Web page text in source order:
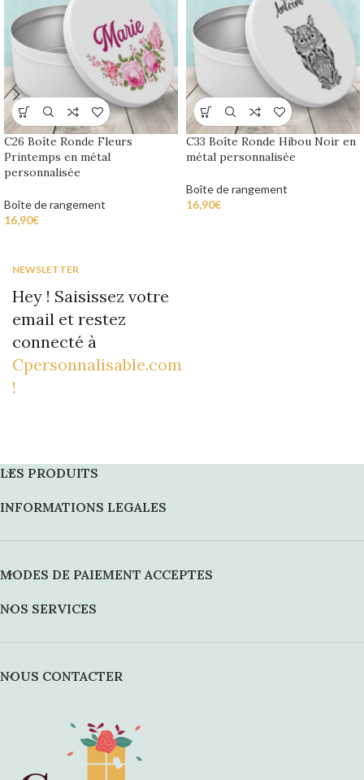
C26 Boîte Ronde Fleurs
Printemps en métal
personnalisée
Boîte de rangement
16,90€
C33 Boîte Ronde Hibou Noir en
métal personnalisée
Boîte de rangement
16,90€
NEWSLETTER
Hey ! Saisissez votre
email et restez
connecté à
Cpersonnalisable.com
!
LES PRODUITS
INFORMATIONS LEGALES
MODES DE PAIEMENT ACCEPTES
NOS SERVICES
NOUS CONTACTER